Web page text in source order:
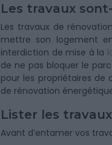
Les travaux
Les travaux de
mettre son logement
interdiction de mise à la
de ne pas bloquer le
pour les propriétaires de
de rénovation
Lister les
Avant d’entamer vos